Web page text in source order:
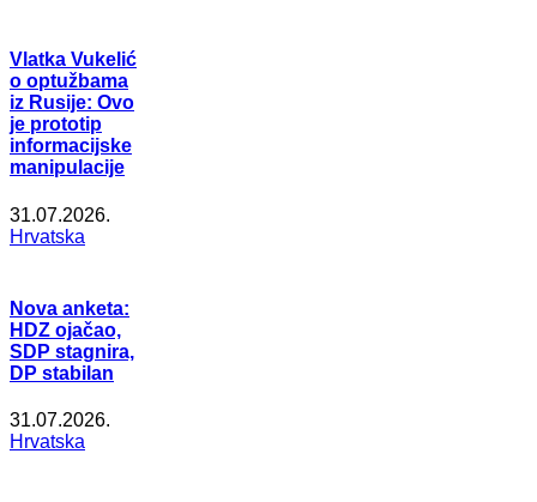
Vlatka Vukelić
o optužbama
iz Rusije: Ovo
je prototip
informacijske
manipulacije
31.07.2026.
Hrvatska
Nova anketa:
HDZ ojačao,
SDP stagnira,
DP stabilan
31.07.2026.
Hrvatska